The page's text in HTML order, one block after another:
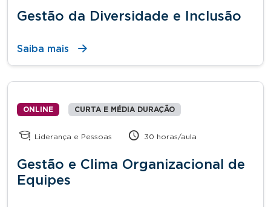
Gestão da Diversidade e Inclusão
Saiba mais
ONLINE CURTA E MÉDIA DURAÇÃO
Liderança e Pessoas 30 horas/aula
Gestão e Clima Organizacional de
Equipes